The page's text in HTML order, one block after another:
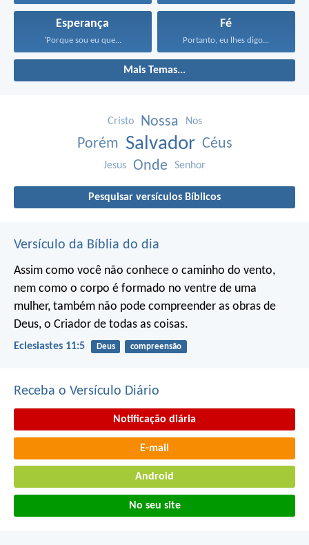
Esperança
‘Porque sou eu que...
Fé
Portanto, eu lhes digo...
Mais Temas...
Cristo Nossa Nos
Porém Salvador Céus
Jesus Onde Senhor
Pesquisar versículos Bíblicos
Versículo da Bíblia do dia
Assim como você não conhece o caminho do vento,
nem como o corpo é formado no ventre de uma
mulher, também não pode compreender as obras de
Deus, o Criador de todas as coisas.
Eclesiastes 11:5 Deus compreensão
Receba o Versículo Diário
Notificação diária
E-mail
Android
No seu site